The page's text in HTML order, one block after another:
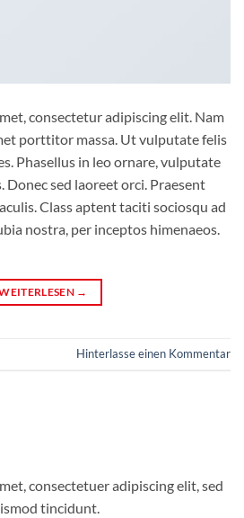
consectetur adipiscing elit. Nam
porttitor massa. Ut vulputate felis
Phasellus in leo ornare, vulputate
Donec sed laoreet orci. Praesent
Class aptent taciti sociosqu ad
nostra, per inceptos himenaeos.
→
Hinterlasse einen Kommentar
consectetuer adipiscing elit, sed
tincidunt.